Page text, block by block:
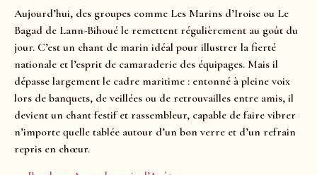
Aujourd’hui, des groupes comme Les Marins d’Iroise ou Le
Bagad de Lann-Bihoué le remettent régulièrement au goût du
jour. C’est un chant de marin idéal pour illustrer la fierté
nationale et l’esprit de camaraderie des équipages. Mais il
dépasse largement le cadre maritime : entonné à pleine voix
lors de banquets, de veillées ou de retrouvailles entre amis, il
devient un chant festif et rassembleur, capable de faire vibrer
n’importe quelle tablée autour d’un bon verre et d’un refrain
repris en chœur.